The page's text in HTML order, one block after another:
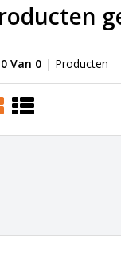
Van 0 | Producten